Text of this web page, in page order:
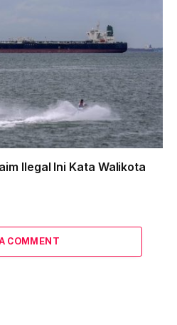
Ilegal Ini Kata Walikota
COMMENT